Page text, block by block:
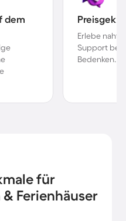
dem
Erlebe
Support bei
Bedenken.
für
Ferienhäuser